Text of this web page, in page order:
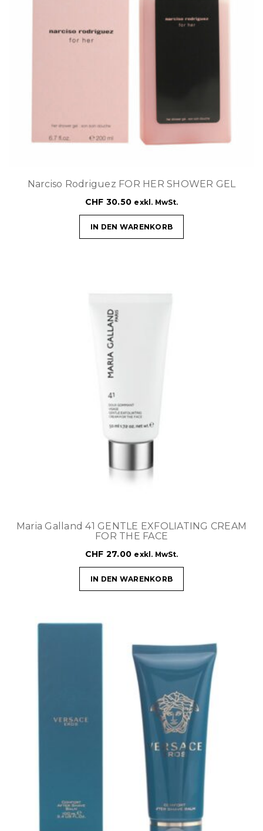
Narciso Rodriguez FOR HER SHOWER GEL
CHF 30.50 exkl. MwSt.
IN DEN WARENKORB
Maria Galland 41 GENTLE EXFOLIATING CREAM
FOR THE FACE
CHF 27.00 exkl. MwSt.
IN DEN WARENKORB